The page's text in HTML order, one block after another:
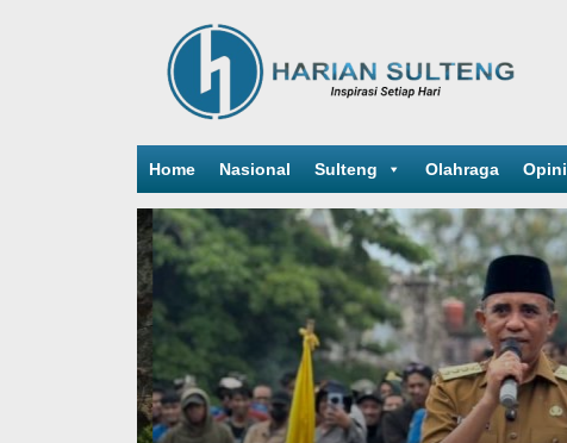
Home Nasional Sulteng Olahraga Opini